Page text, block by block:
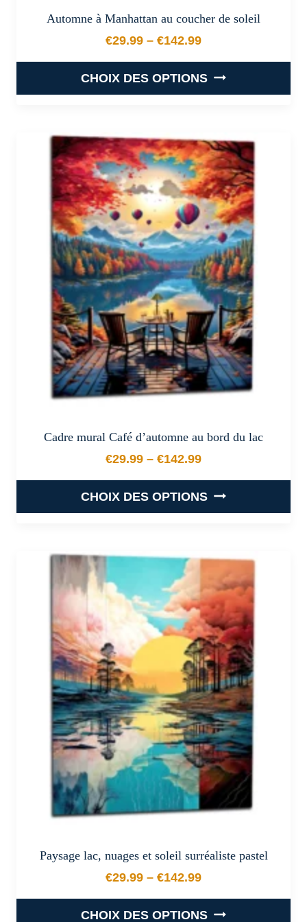
Automne à Manhattan au coucher de soleil
€29.99 – €142.99
Plage de prix : €29.99 à
CHOIX DES OPTIONS
a
plusieurs
variations.
Les
options
peuvent
être
choisies
sur
la
page
du
produit
Cadre mural Café d’automne au bord du lac
€29.99 – €142.99
Plage de prix : €29.99 à
CHOIX DES OPTIONS
a
plusieurs
variations.
Les
options
peuvent
être
choisies
sur
la
page
du
produit
Paysage lac, nuages et soleil surréaliste pastel
€29.99 – €142.99
Plage de prix : €29.99 à
CHOIX DES OPTIONS